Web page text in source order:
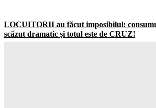
LOCUITORII au făcut imposibilul:
scăzut dramatic și totul este de CRUZ!